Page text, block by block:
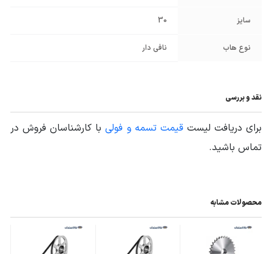
سایز 30
نوع هاب نافی دار
نقد و بررسی
برای دریافت لیستقیمت تسمه و فولیبا کارشناسان فروش در
تماس باشید.
محصولات مشابه